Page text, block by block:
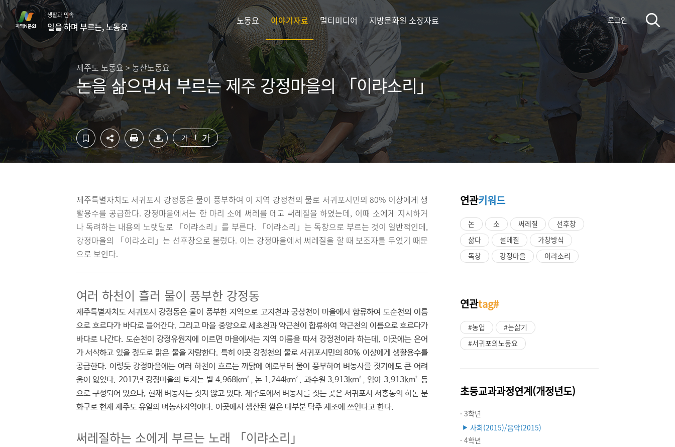
컨
텐
츠
영
바
로
가
하
단
영
역
로
가
기
생활과 민속
일을 하며 부르는, 노동요
노동요 이야기자료 멀티미디어 지방문화원 소장자료 로그인
제주도 노동요 > 농산노동요
논을 삶으면서 부르는 제주 강정마을의 「이랴소리」
가 가
제주특별자치도 서귀포시 강정동은 물이 풍부하여 이 지역 강정천의 물로 서귀포시민의 80% 이상에게 생
활용수를 공급한다. 강정마을에서는 한 마리 소에 써레를 메고 써레질을 하였는데, 이때 소에게 지시하거
나 독려하는 내용의 노랫말로 「이랴소리」를 부른다. 「이랴소리」는 독창으로 부르는 것이 일반적인데,
강정마을의 「이랴소리」는 선후창으로 불렀다. 이는 강정마을에서 써레질을 할 때 보조자를 두었기 때문
으로 보인다.
여러 하천이 흘러 물이 풍부한 강정동
제주특별자치도 서귀포시 강정동은 물이 풍부한 지역으로 고지천과 궁상천이 마을에서 합류하여 도순천의 이름
으로 흐르다가 바다로 들어간다. 그리고 마을 중앙으로 세초천과 약근천이 합류하여 약근천의 이름으로 흐르다가
바다로 나간다. 도순천이 강정유원지에 이르면 마을에서는 지역 이름을 따서 강정천이라 하는데, 이곳에는 은어
가 서식하고 있을 정도로 맑은 물을 자랑한다. 특히 이곳 강정천의 물로 서귀포시민의 80% 이상에게 생활용수를
공급한다. 이렇듯 강정마을에는 여러 하천이 흐르는 까닭에 예로부터 물이 풍부하여 벼농사를 짓기에도 큰 어려
움이 없었다. 2017년 강정마을의 토지는 밭 4.968km², 논 1.244km², 과수원 3.913km², 임야 3.913km² 등
으로 구성되어 있으나, 현재 벼농사는 짓지 않고 있다. 제주도에서 벼농사를 짓는 곳은 서귀포시 서홍동의 하논 분
화구로 현재 제주도 유일의 벼농사지역이다. 이곳에서 생산된 쌀은 대부분 탁주 제조에 쓰인다고 한다.
써레질하는 소에게 부르는 노래 「이랴소리」
연관키워드
논 소 써레질
선후창
삶다
설메질
가창방식
독창
강정마을 이랴소리
연관tag#
#농업
#논삶기
#서귀포의노동요
초등교과과정연계(개정년도)
· 3학년
▶ 사회(2015)/음악(2015)
· 4학년